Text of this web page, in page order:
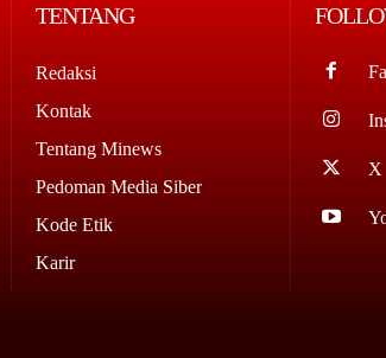
TENTANG
Redaksi
Kontak
Tentang Minews
Pedoman Media Siber
Kode Etik
Karir
X